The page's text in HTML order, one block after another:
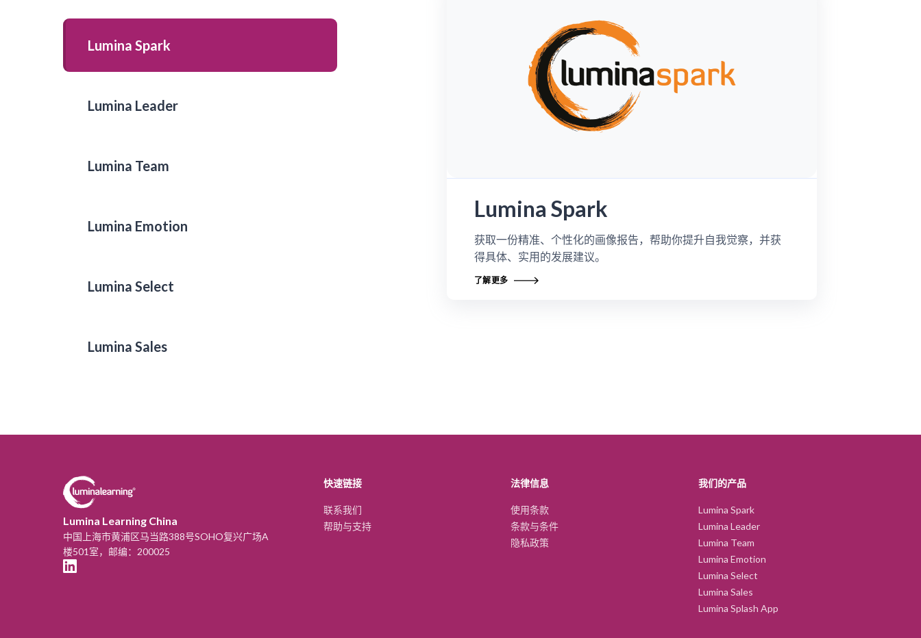
Lumina Spark
Lumina Leader
Lumina Team
Lumina Emotion
Lumina Select
Lumina Sales
Lumina Spark
获取一份精准、个性化的画像报告，帮助你提升自我觉察，并获
得具体、实用的发展建议。
了解更多
Lumina Learning China
中国上海市黄浦区马当路388号SOHO复兴广场A
楼501室，邮编：200025
快速链接
联系我们
帮助与支持
法律信息
使用条款
条款与条件
隐私政策
我们的产品
Lumina Spark
Lumina Leader
Lumina Team
Lumina Emotion
Lumina Select
Lumina Sales
Lumina Splash App